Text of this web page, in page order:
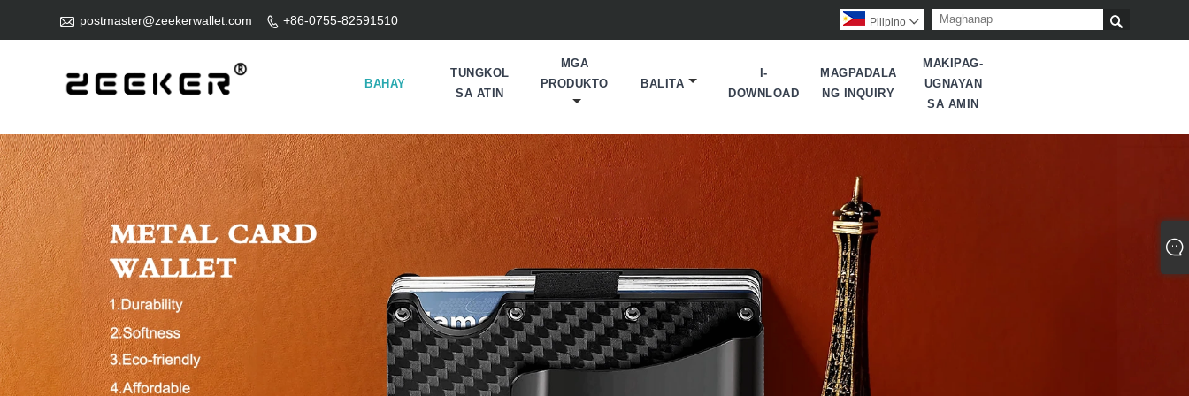
 postmaster@zeekerwallet.com  +86-0755-82591510 
Pilipino 
BAHAY
TUNGKOL
SA ATIN
MGA
PRODUKTO
BALITA
I-
DOWNLOAD
MAGPADALA
NG INQUIRY
MAKIPAG-
UGNAYAN
SA AMIN